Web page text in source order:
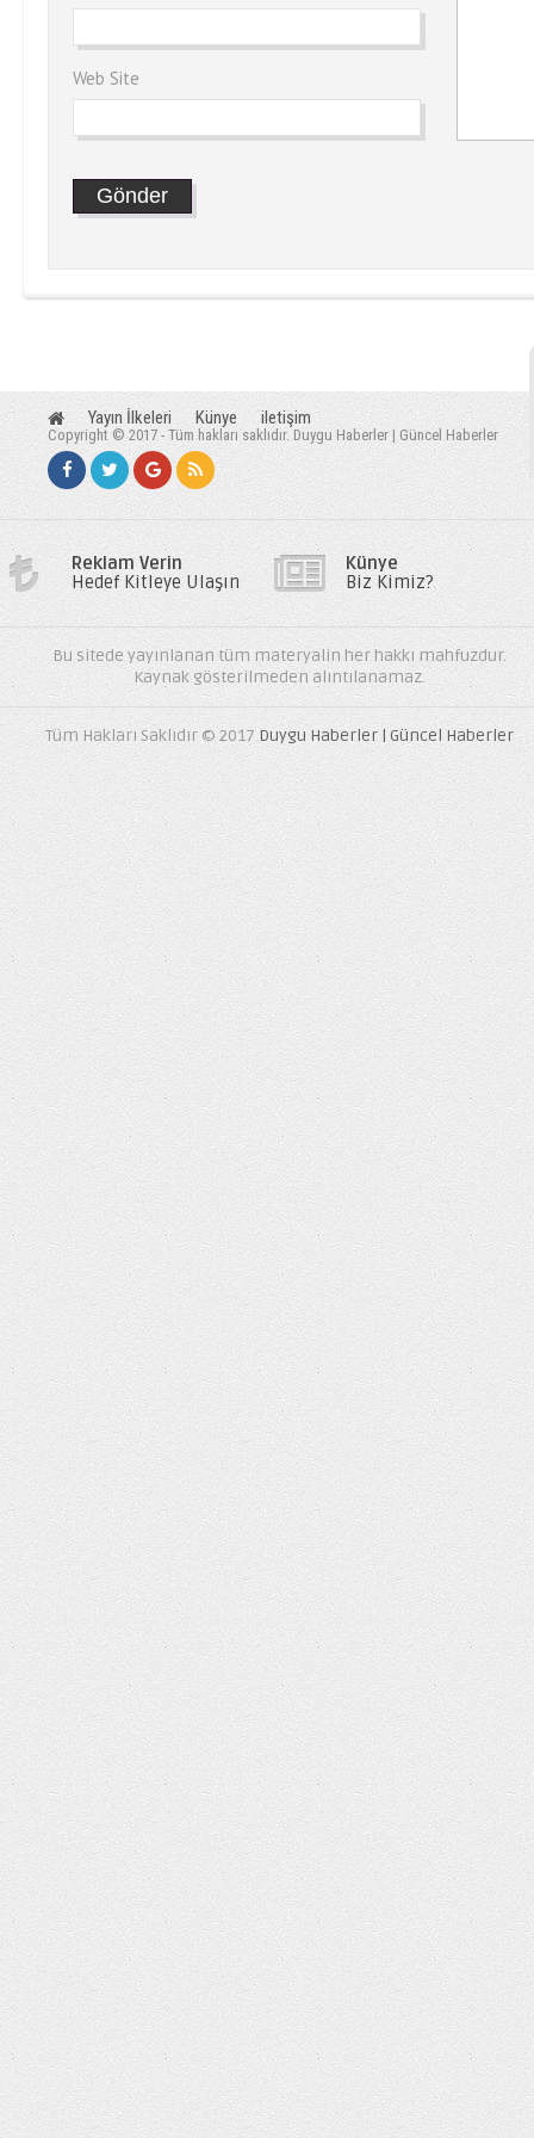
Web Site
Yayın İlkeleri Künye iletişim
Copyright © 2017 - Tüm hakları saklıdır. Duygu Haberler | Güncel Haberler
Reklam Verin
Hedef Kitleye Ulaşın
Künye
Biz Kimiz?
Bu sitede yayınlanan tüm materyalin her hakkı mahfuzdur.
Kaynak gösterilmeden alıntılanamaz.
Tüm Hakları Saklıdır © 2017Duygu Haberler | Güncel Haberler